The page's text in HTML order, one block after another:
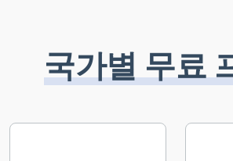
국가별 무료